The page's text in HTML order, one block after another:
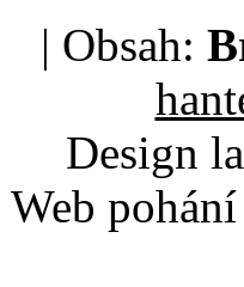
| Obsah:
Design
Web